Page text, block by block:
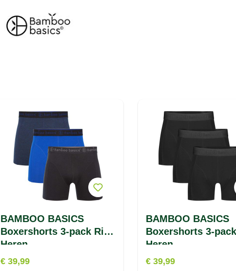
BAMBOO BASICS
Boxershorts 3-pack Rico
Heren
€ 39,99
BAMBOO BASICS
Boxershorts 3-
Heren
€ 39,99